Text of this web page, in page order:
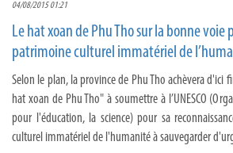
04/08/2015 01:21
Le hat xoan de Phu Tho sur la bonne voie
patrimoine culturel immatériel de
Selon le plan, la province de Phu Tho achèvera d'ici
hat xoan de Phu Tho" à soumettre à l’UNESCO
pour l'éducation, la science) pour sa
culturel immatériel de l'humanité à sauvegarder